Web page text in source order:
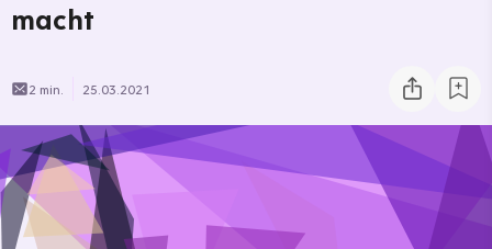
macht
2 min. 25.03.2021